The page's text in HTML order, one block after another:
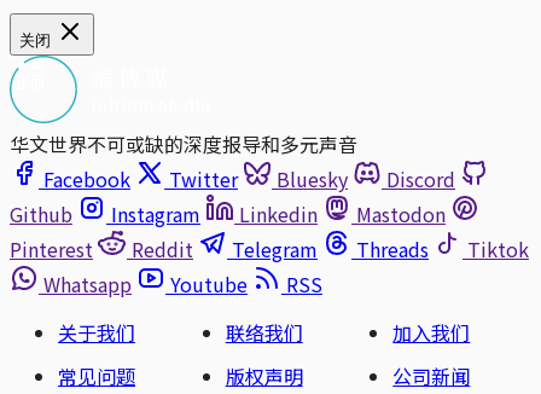
关闭
华文世界不可或缺的深度报导和多元声音
Facebook
Twitter Bluesky
Discord
Github
Instagram Linkedin
Mastodon
Pinterest
Reddit Telegram Threads
Tiktok
Whatsapp
Youtube
RSS
关于我们
联络我们
加入我们
常见问题
版权声明
公司新闻